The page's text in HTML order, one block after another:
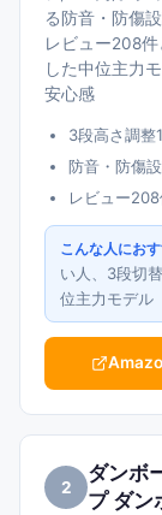
る防音・防傷
レビュー208
した中位主力
安心感
3段高さ調整
防音・防傷
レビュー
こんな人にお
い人、3段切
位主力モデル
2
ダンボ
プ ダン